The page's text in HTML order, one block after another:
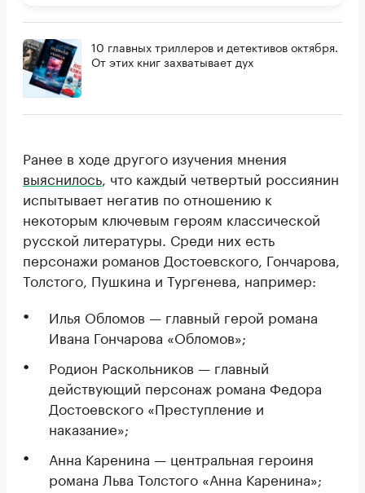
10 главных триллеров и детективов октября.
От этих книг захватывает дух
Ранее в ходе другого изучения мнения
выяснилось , что каждый четвертый россиянин
испытывает негатив по отношению к
некоторым ключевым героям классической
русской литературы. Среди них есть
персонажи романов Достоевского, Гончарова,
Толстого, Пушкина и Тургенева, например:
Илья Обломов — главный герой романа
Ивана Гончарова «Обломов»;
Родион Раскольников — главный
действующий персонаж романа Федора
Достоевского «Преступление и
наказание»;
Анна Каренина — центральная героиня
романа Льва Толстого «Анна Каренина»;